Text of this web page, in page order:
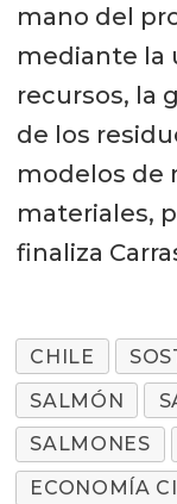
mano del
mediante la
recursos, la
de los
modelos de
materiales,
finaliza
CHILE
SALMÓN
SALMONES
ECONOMÍA